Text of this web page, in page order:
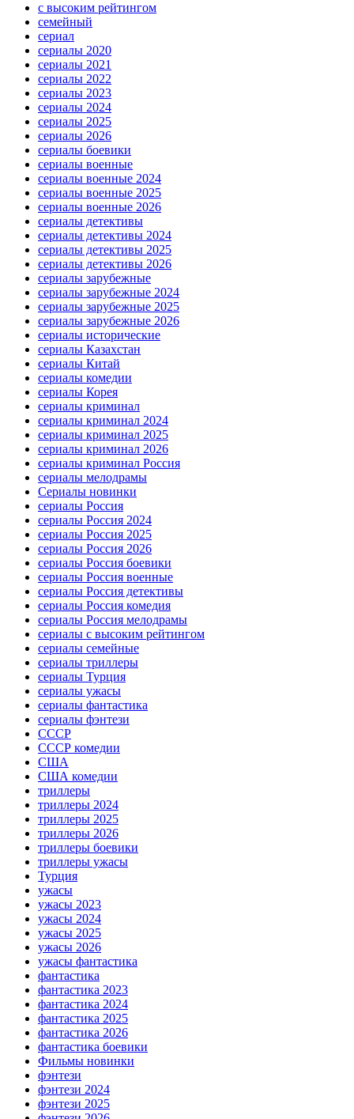
с высоким рейтингом
семейный
сериал
сериалы 2020
сериалы 2021
сериалы 2022
сериалы 2023
сериалы 2024
сериалы 2025
сериалы 2026
сериалы боевики
сериалы военные
сериалы военные 2024
сериалы военные 2025
сериалы военные 2026
сериалы детективы
сериалы детективы 2024
сериалы детективы 2025
сериалы детективы 2026
сериалы зарубежные
сериалы зарубежные 2024
сериалы зарубежные 2025
сериалы зарубежные 2026
сериалы исторические
сериалы Казахстан
сериалы Китай
сериалы комедии
сериалы Корея
сериалы криминал
сериалы криминал 2024
сериалы криминал 2025
сериалы криминал 2026
сериалы криминал Россия
сериалы мелодрамы
Сериалы новинки
сериалы Россия
сериалы Россия 2024
сериалы Россия 2025
сериалы Россия 2026
сериалы Россия боевики
сериалы Россия военные
сериалы Россия детективы
сериалы Россия комедия
сериалы Россия мелодрамы
сериалы с высоким рейтингом
сериалы семейные
сериалы триллеры
сериалы Турция
сериалы ужасы
сериалы фантастика
сериалы фэнтези
СССР
СССР комедии
США
США комедии
триллеры
триллеры 2024
триллеры 2025
триллеры 2026
триллеры боевики
триллеры ужасы
Турция
ужасы
ужасы 2023
ужасы 2024
ужасы 2025
ужасы 2026
ужасы фантастика
фантастика
фантастика 2023
фантастика 2024
фантастика 2025
фантастика 2026
фантастика боевики
Фильмы новинки
фэнтези
фэнтези 2024
фэнтези 2025